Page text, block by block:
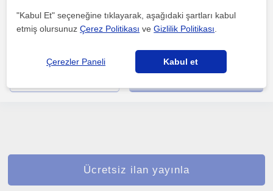
Sınav süreci karmaşık, stresli ve genellikle öğrencinin kaynaklar
Ücretsiz ilan yayınla
"Kabul Et" seçeneğine tıklayarak, aşağıdaki şartları kabul
etmiş olursunuzÇerez Politikası veGizlilik Politikası
Çerezler Paneli Kabul et